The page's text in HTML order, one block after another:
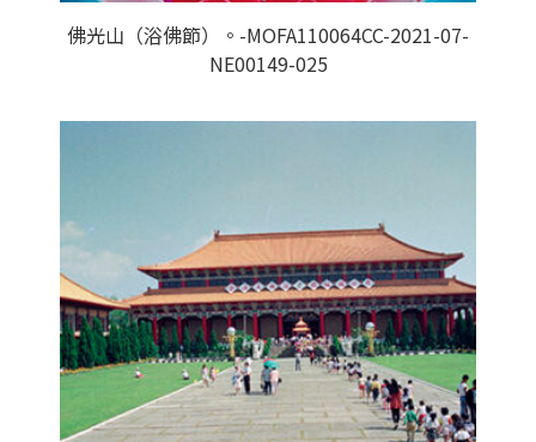
佛光山（浴佛節）。-MOFA110064CC-2021-07-
NE00149-025